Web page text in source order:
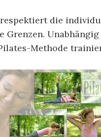
die
Grenzen.
Methode